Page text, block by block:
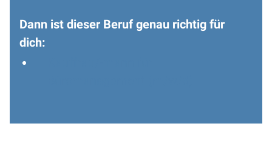
Dann ist dieser Beruf genau richtig für
dich: